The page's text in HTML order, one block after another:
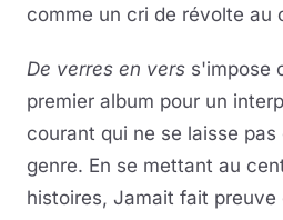
comme un cri de révolte au
De verres en vers s'impose
premier album pour un
courant qui ne se laisse
genre. En se mettant au
histoires, Jamait fait